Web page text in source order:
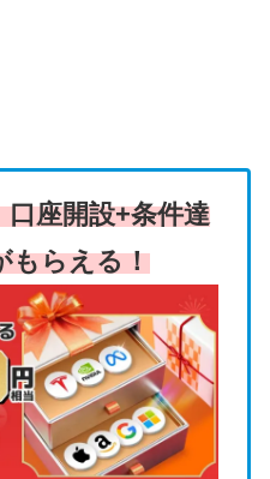
座開設+条件達
もらえる！